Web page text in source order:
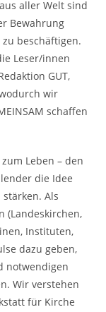
aller Welt sind
Bewahrung
beschäftigen.
Leser/innen
GUT,
wir
schaffen
Leben – den
die Idee
Als
(Landeskirchen,
Instituten,
dazu geben,
notwendigen
Wir verstehen
für Kirche